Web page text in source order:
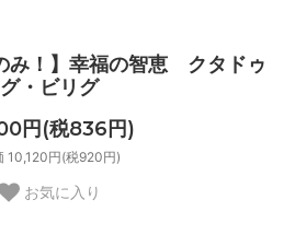
み！】幸福の智恵 クタドゥ
グ・ビリグ
円(税836円)
10,120円(税920円)
お気に入り